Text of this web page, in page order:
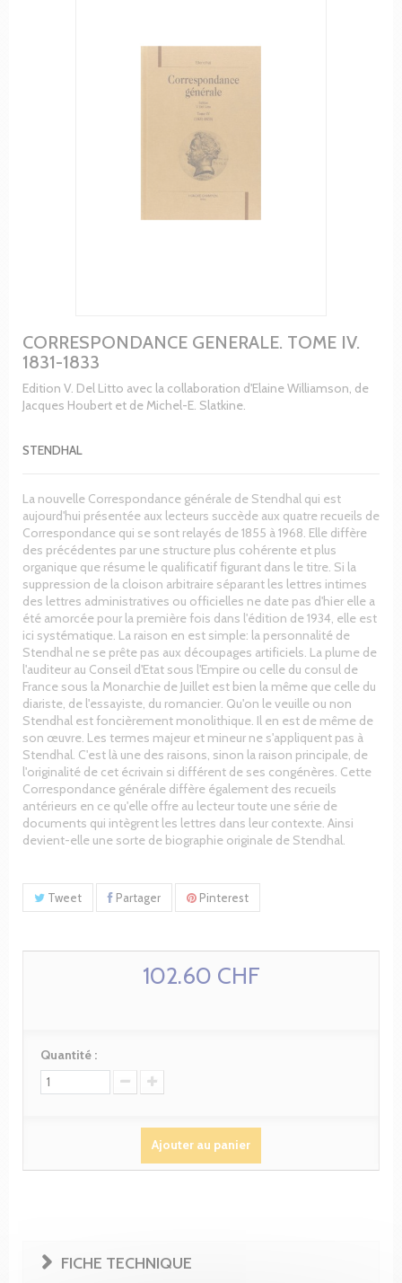
CORRESPONDANCE GENERALE. TOME IV.
1831-1833
Edition V. Del Litto avec la collaboration d'Elaine Williamson, de
Jacques Houbert et de Michel-E. Slatkine.
STENDHAL
La nouvelle Correspondance générale de Stendhal qui est
aujourd'hui présentée aux lecteurs succède aux quatre recueils de
Correspondance qui se sont relayés de 1855 à 1968. Elle diffère
des précédentes par une structure plus cohérente et plus
organique que résume le qualificatif figurant dans le titre. Si la
suppression de la cloison arbitraire séparant les lettres intimes
des lettres administratives ou officielles ne date pas d'hier elle a
été amorcée pour la première fois dans l'édition de 1934, elle est
ici systématique. La raison en est simple: la personnalité de
Stendhal ne se prête pas aux découpages artificiels. La plume de
l'auditeur au Conseil d'Etat sous l'Empire ou celle du consul de
France sous la Monarchie de Juillet est bien la même que celle du
diariste, de l'essayiste, du romancier. Qu'on le veuille ou non
Stendhal est foncièrement monolithique. Il en est de même de
son œuvre. Les termes majeur et mineur ne s'appliquent pas à
Stendhal. C'est là une des raisons, sinon la raison principale, de
l'originalité de cet écrivain si différent de ses congénères. Cette
Correspondance générale diffère également des recueils
antérieurs en ce qu'elle offre au lecteur toute une série de
documents qui intègrent les lettres dans leur contexte. Ainsi
devient-elle une sorte de biographie originale de Stendhal.
Tweet Partager Pinterest
102.60 CHF
Quantité :
Ajouter au panier
FICHE TECHNIQUE